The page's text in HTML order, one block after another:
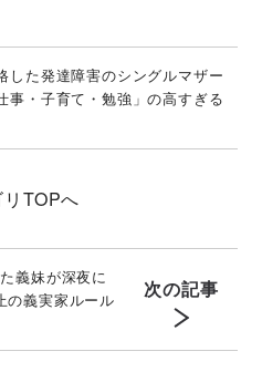
した発達障害のシングルマザー
事・子育て・勉強」の高すぎる
TOPへ
義妹が深夜に
義実家ルール
次の記事